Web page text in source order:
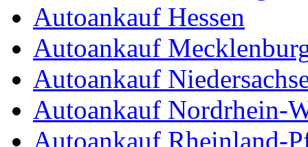
Autoankauf Hessen
Autoankauf
Autoankauf
Autoankauf Nordrhein-
Autoankauf Rheinland-